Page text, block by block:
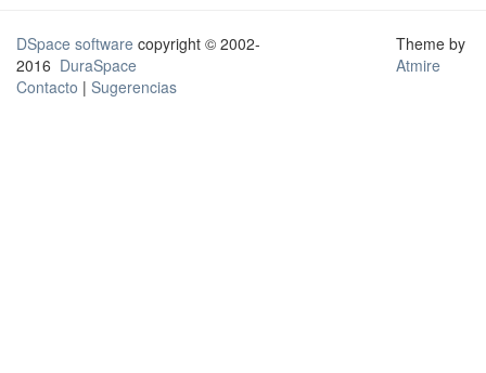
DSpace software copyright © 2002-
2016 DuraSpace
Contacto | Sugerencias
Theme by
Atmire